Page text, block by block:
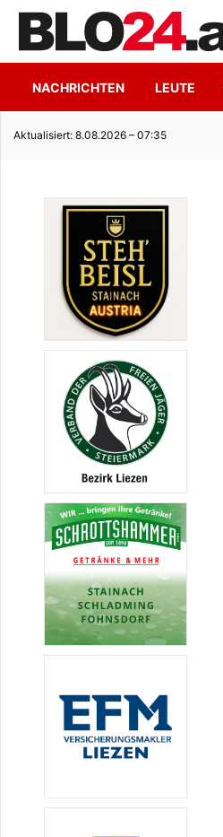
NACHRICHTEN LEUTE
Aktualisiert: 8.08.2026 – 07:35
Seeidylle